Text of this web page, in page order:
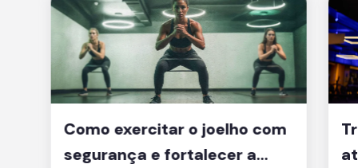
Como exercitar o joelho com
segurança e fortalecer a